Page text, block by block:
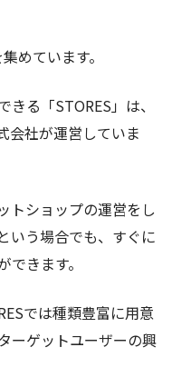
めています。
る「STORES」は、
会社が運営していま
トショップの運営をし
いう場合でも、すぐに
きます。
では種類豊富に用意
ーゲットユーザーの興